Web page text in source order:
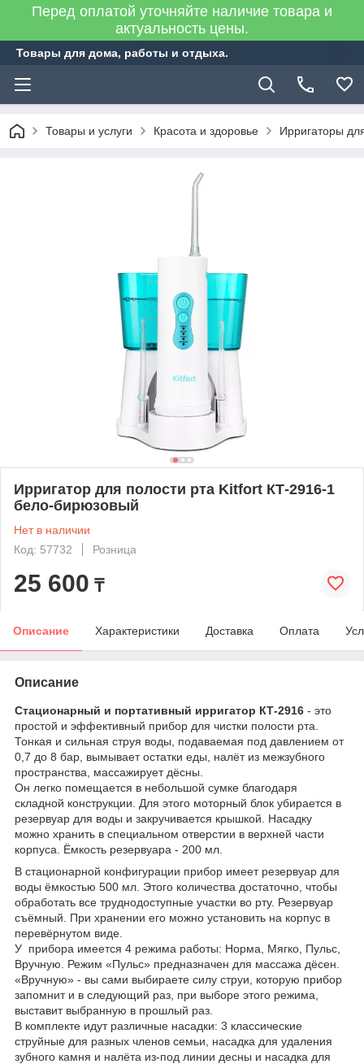
Перед оплатой уточняйте наличие товара и
актуальность цены.
Товары для дома, работы и отдыха.
Товары и услуги Красота и здоровье Ирригаторы
Ирригатор для полости рта Kitfort КТ-2916-1
бело-бирюзовый
Нет в наличии
Код: 57732
Розница
25 600 ₸
Описание Характеристики Доставка Оплата
Описание
Стационарный и портативный ирригатор КТ-2916 - это
простой и эффективный прибор для чистки полости рта.
Тонкая и сильная струя воды, подаваемая под давлением от
0,7 до 8 бар, вымывает остатки еды, налёт из межзубного
пространства, массажирует дёсны.
Он легко помещается в небольшой сумке благодаря
складной конструкции. Для этого моторный блок убирается в
резервуар для воды и закручивается крышкой. Насадку
можно хранить в специальном отверстии в верхней части
корпуса. Ёмкость резервуара - 200 мл.
В стационарной конфигурации прибор имеет резервуар для
воды ёмкостью 500 мл. Этого количества достаточно, чтобы
обработать все труднодоступные участки во рту. Резервуар
съёмный. При хранении его можно установить на корпус в
перевёрнутом виде.
У прибора имеется 4 режима работы: Норма, Мягко, Пульс,
Вручную. Режим «Пульс» предназначен для массажа дёсен.
«Вручную» - вы сами выбираете силу струи, которую прибор
запомнит и в следующий раз, при выборе этого режима,
выставит выбранную в прошлый раз.
В комплекте идут различные насадки: 3 классические
струйные для разных членов семьи, насадка для удаления
зубного камня и налёта из-под линии десны и насадка для